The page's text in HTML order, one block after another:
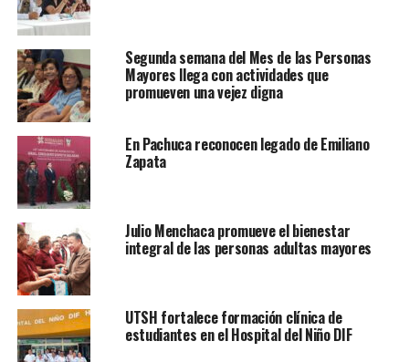
Segunda semana del Mes de las Personas
Mayores llega con actividades que
promueven una vejez digna
En Pachuca reconocen legado de Emiliano
Zapata
Julio Menchaca promueve el bienestar
integral de las personas adultas mayores
UTSH fortalece formación clínica de
estudiantes en el Hospital del Niño DIF